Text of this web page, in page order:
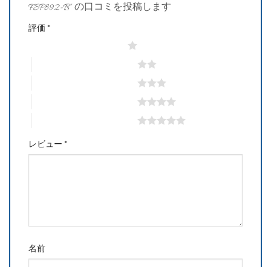
FSP892-B” の口コミを投稿します
評価 *
レビュー *
名前